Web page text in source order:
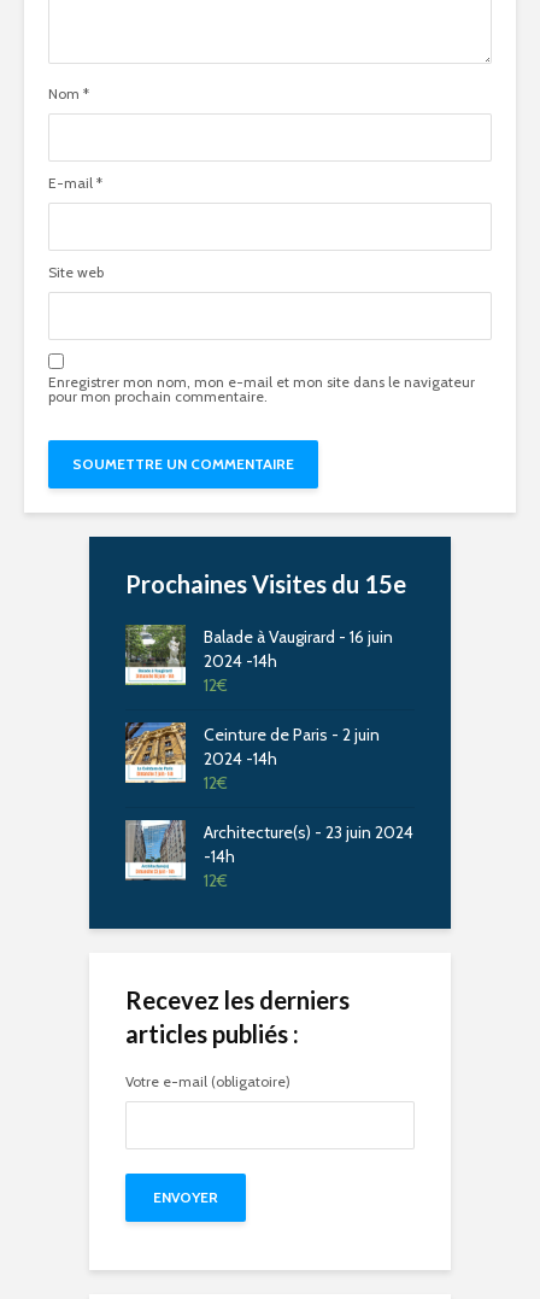
Nom *
E-mail *
Site web
Enregistrer mon nom, mon e-mail et mon site dans le navigateur
pour mon prochain commentaire.
Prochaines Visites du 15e
Balade à Vaugirard - 16 juin
2024 -14h
12€
Ceinture de Paris - 2 juin
2024 -14h
12€
Architecture(s) - 23 juin 2024
-14h
12€
Recevez les derniers
articles publiés :
Votre e-mail (obligatoire)